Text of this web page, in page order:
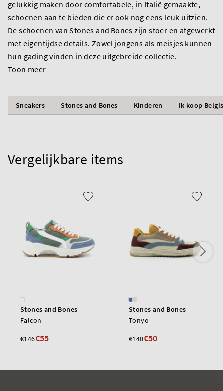
gelukkig maken door comfortabele, in Italië gemaakte,
schoenen aan te bieden die er ook nog eens leuk uitzien.
De schoenen van Stones and Bones zijn stoer en afgewerkt
met eigentijdse details. Zowel jongens als meisjes kunnen
hun gading vinden in deze uitgebreide collectie.
Toon meer
Sneakers Stones and Bones Kinderen Ik koop
Vergelijkbare items
Stones and Bones
Falcon
€146€55
Stones and Bones
Tonyo
€140€50